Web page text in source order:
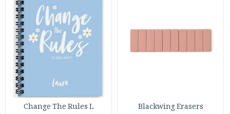
Blackwing Erasers
Change The Rules L